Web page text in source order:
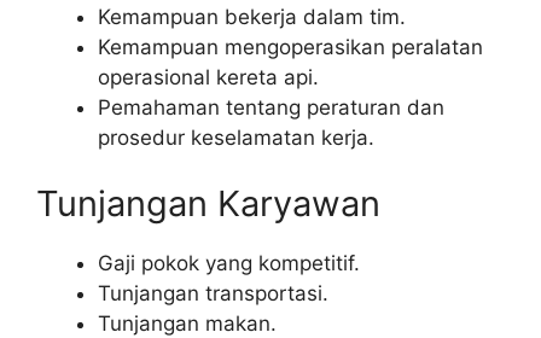
Kemampuan bekerja dalam tim.
Kemampuan mengoperasikan peralatan
operasional kereta api.
Pemahaman tentang peraturan dan
prosedur keselamatan kerja.
Tunjangan Karyawan
Gaji pokok yang kompetitif.
Tunjangan transportasi.
Tunjangan makan.